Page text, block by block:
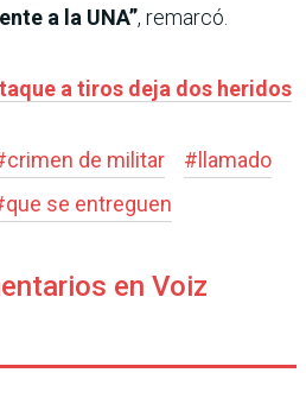
a la UNA”, remarcó.
a tiros deja dos heridos
crimen de militar # llamado
que se entreguen
en Voiz